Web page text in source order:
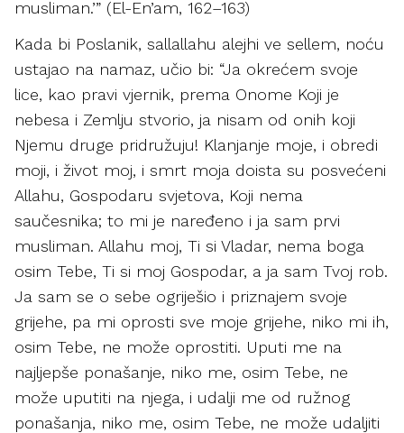
musliman.’” (El-En’am, 162–163)
Kada bi Poslanik, sallallahu alejhi ve sellem, noću
ustajao na namaz, učio bi: “Ja okrećem svoje
lice, kao pravi vjernik, prema Onome Koji je
nebesa i Zemlju stvorio, ja nisam od onih koji
Njemu druge pridružuju! Klanjanje moje, i obredi
moji, i život moj, i smrt moja doista su posvećeni
Allahu, Gospodaru svjetova, Koji nema
saučesnika; to mi je naređeno i ja sam prvi
musliman. Allahu moj, Ti si Vladar, nema boga
osim Tebe, Ti si moj Gospodar, a ja sam Tvoj rob.
Ja sam se o sebe ogriješio i priznajem svoje
grijehe, pa mi oprosti sve moje grijehe, niko mi ih,
osim Tebe, ne može oprostiti. Uputi me na
najljepše ponašanje, niko me, osim Tebe, ne
može uputiti na njega, i udalji me od ružnog
ponašanja, niko me, osim Tebe, ne može udaljiti